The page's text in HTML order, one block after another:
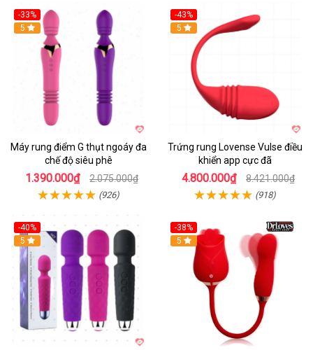
-33%
Hot
5
Máy rung điểm G thụt ngoáy đa
chế độ siêu phê
1.390.000₫ 2.075.000₫
(926)
-43%
Hot
5
Trứng rung Lovense Vulse điều
khiển app cực đã
4.800.000₫ 8.421.000₫
(918)
-40%
5
-38%
Hot
5